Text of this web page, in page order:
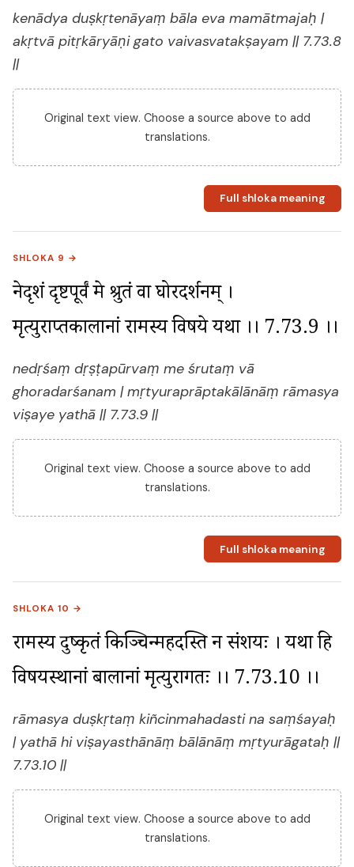
kenādya duṣkṛtenāyaṃ bāla eva mamātmajaḥ |
akṛtvā pitṛkāryāṇi gato vaivasvatakṣayam || 7.73.8
||
Original text view. Choose a source above to add
translations.
Full shloka meaning
SHLOKA 9 →
नेदृशं दृष्टपूर्वं मे श्रुतं वा घोरदर्शनम् ।
मृत्युरप्राप्तकालानां रामस्य विषये यथा ।। 7.73.9 ।।
nedṛśaṃ dṛṣṭapūrvaṃ me śrutaṃ vā
ghoradarśanam | mṛtyuraprāptakālānāṃ rāmasya
viṣaye yathā || 7.73.9 ||
Original text view. Choose a source above to add
translations.
Full shloka meaning
SHLOKA 10 →
रामस्य दुष्कृतं किञ्चिन्महदस्ति न संशयः । यथा हि
विषयस्थानां बालानां मृत्युरागतः ।। 7.73.10 ।।
rāmasya duṣkṛtaṃ kiñcinmahadasti na saṃśayaḥ
| yathā hi viṣayasthānāṃ bālānāṃ mṛtyurāgataḥ ||
7.73.10 ||
Original text view. Choose a source above to add
translations.